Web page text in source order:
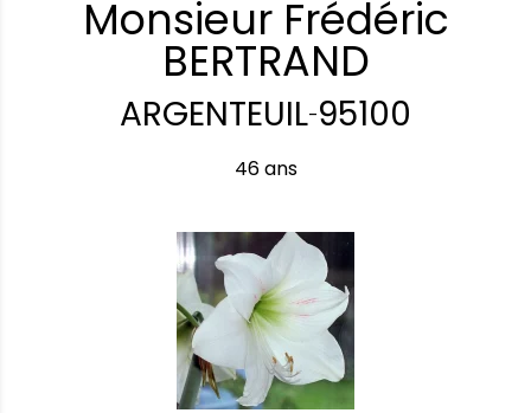
Monsieur Frédéric
BERTRAND
ARGENTEUIL-95100
46 ans